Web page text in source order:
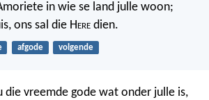
in wie se land julle woon;
ons sal die Here dien.
afgode volgende
die vreemde gode wat onder julle is,